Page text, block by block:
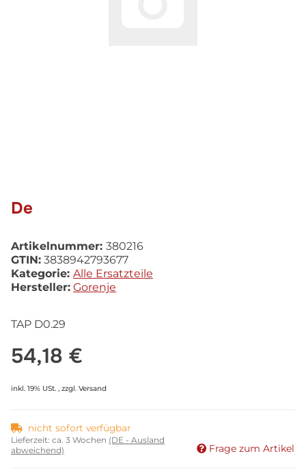
De
Artikelnummer: 380216
GTIN: 3838942793677
Kategorie: Alle Ersatzteile
Hersteller: Gorenje
TAP D0.29
54,18 €
inkl. 19% USt. , zzgl. Versand
nicht sofort verfügbar
Lieferzeit: ca. 3 Wochen (DE - Ausland
abweichend)
Frage zum Artikel